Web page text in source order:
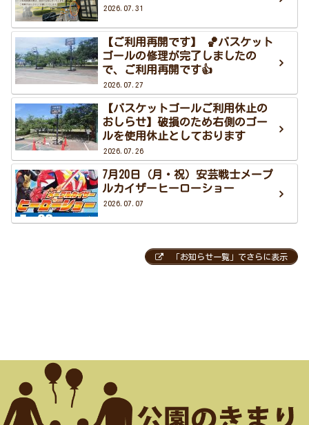
2026.07.31
【ご利用再開です】 🏀バスケット
ゴールの修理が完了しましたの
で、ご利用再開です👍
2026.07.27
【バスケットゴールご利用休止の
おしらせ】破損のため右側のゴー
ルを使用休止としております
2026.07.26
7月20日（月・祝）安芸戦士メープ
ルカイザーヒーローショー
2026.07.07
「お知らせ一覧」でさらに表示